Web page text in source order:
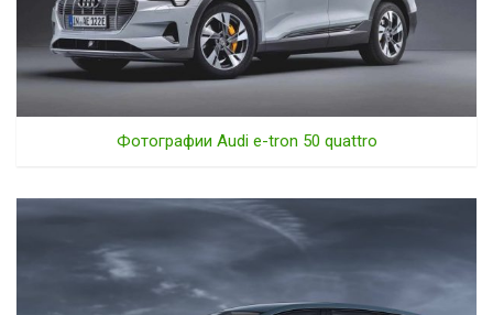
Фотографии Audi e-tron 50 quattro